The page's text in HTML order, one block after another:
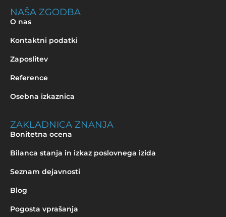
NAŠA ZGODBA
O nas
Kontaktni podatki
Zaposlitev
Reference
Osebna izkaznica
ZAKLADNICA ZNANJA
Bonitetna ocena
Bilanca stanja in izkaz poslovnega izida
Seznam dejavnosti
Blog
Pogosta vprašanja